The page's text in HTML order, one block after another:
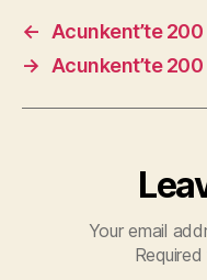
←
Acunkent’te 200
→
Acunkent’te 200
Your email